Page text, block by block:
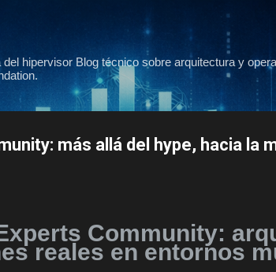
hipervisor Blog técnico sobre arquitectura y
más allá del hype, hacia la
Community:
reales en entornos